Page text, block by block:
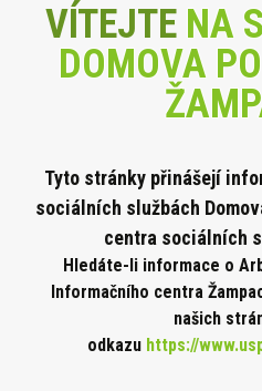
VÍTEJTENA
DOMOVA
Tyto stránky přinášejí
sociálních službách
centra sociálních
Hledáte-li informace o
Informačního centra
našich
odkazu https://